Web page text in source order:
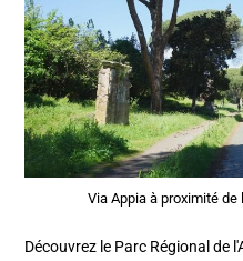
Via Appia à proximité de
Découvrez le Parc Régional de